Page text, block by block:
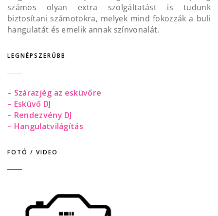
számos olyan extra szolgáltatást is tudunk
biztosítani számotokra, melyek mind fokozzák a buli
hangulatát és emelik annak színvonalát.
LEGNÉPSZERŰBB
– Szárazjég az esküvőre
– Esküvő DJ
– Rendezvény DJ
– Hangulatvilágítás
FOTÓ / VIDEO